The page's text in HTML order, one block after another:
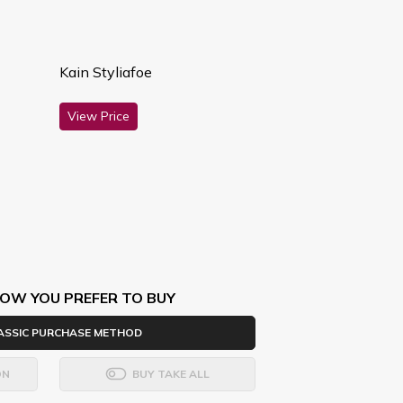
Kain Styliafoe
View Price
YOU PREFER TO BUY
PURCHASE METHOD
BUY TAKE ALL